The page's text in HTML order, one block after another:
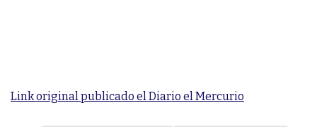
Link original publicado el Diario el Mercurio